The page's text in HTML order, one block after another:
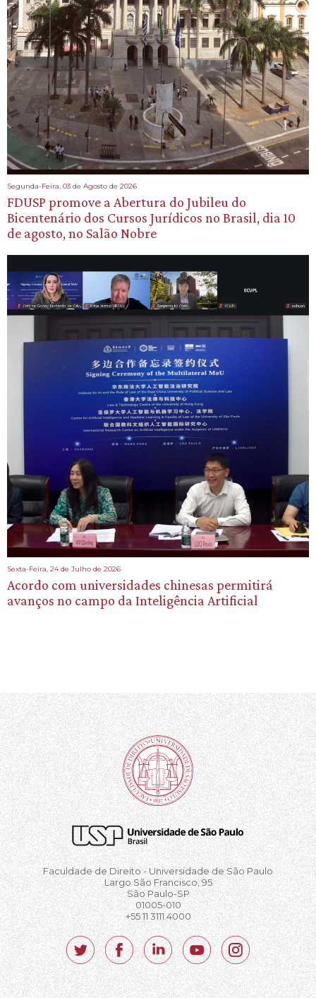
Segunda-Feira, 03 de Agosto de 2026
FDUSP promove a Abertura do Jubileu do
Bicentenário dos Cursos Jurídicos no Brasil, dia 10
de agosto, no Salão Nobre
Sexta-Feira, 24 de Julho de 2026
Acordo com universidades chinesas permitirá
avanços no campo da Inteligência Artificial
Faculdade de Direito - Universidade de São Paulo
Largo São Francisco, 95
São Paulo-SP
01005-010
+55 11 3111.4000